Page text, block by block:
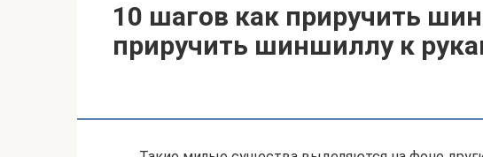
10 шагов как приручить
приручить шиншиллу к